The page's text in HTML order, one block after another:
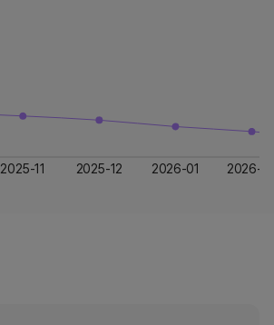
2025-11 2025-12 2026-01 2026-